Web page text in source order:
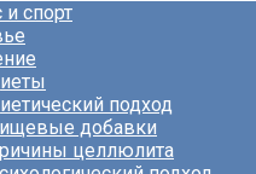
спорт
подход
добавки
целлюлита